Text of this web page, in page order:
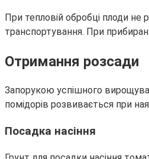
При тепловій обробці плоди не
транспортування. При
Отримання розсади
Запорукою успішного
помідорів розвивається при
Посадка насіння